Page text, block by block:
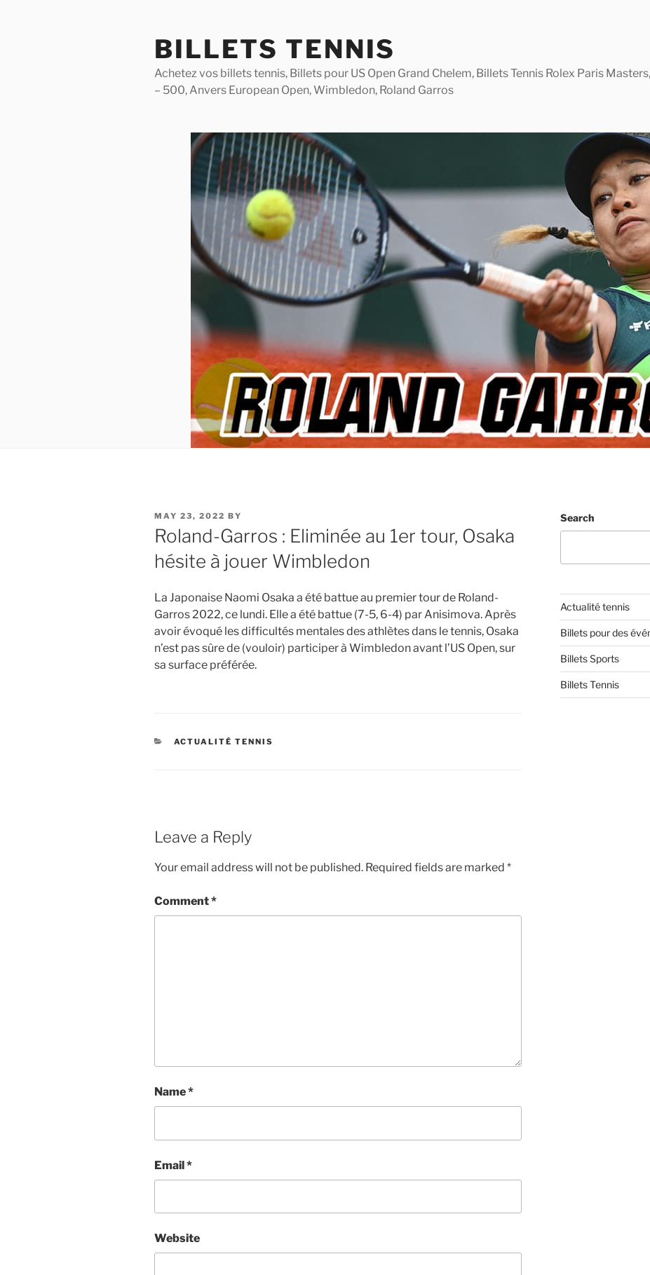
BILLETS TENNIS
Achetez vos billets tennis, Billets pour US Open Grand Chelem, Billets Tennis Rolex Paris
– 500, Anvers European Open, Wimbledon, Roland Garros
POSTED
ON
MAY 23, 2022 BY
Roland-Garros : Eliminée au 1er tour, Osaka
hésite à jouer Wimbledon
La Japonaise Naomi Osaka a été battue au premier tour de Roland-
Garros 2022, ce lundi. Elle a été battue (7-5, 6-4) par Anisimova. Après
avoir évoqué les difficultés mentales des athlètes dans le tennis, Osaka
n’est pas sûre de (vouloir) participer à Wimbledon avant l’US Open, sur
sa surface préférée.
CATEGORIES
ACTUALITÉ TENNIS
Leave a Reply
Your email address will not be published. Required fields are marked *
Comment*
Name*
Email*
Website
Search
Actualité tennis
Billets pour des
Billets Sports
Billets Tennis